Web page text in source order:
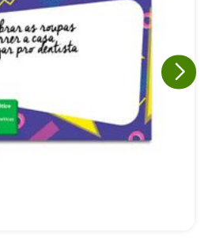
comprometida a proteger e respeitar
seus dados apenas para fins
pode alterar suas preferências a
conversa